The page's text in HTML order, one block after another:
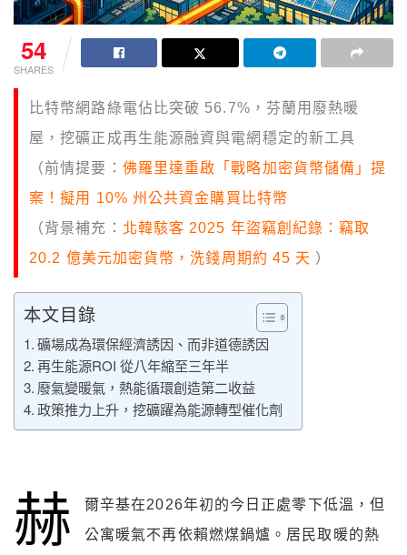
54
SHARES
比特幣網路綠電佔比突破 56.7%，芬蘭用廢熱暖
屋，挖礦正成再生能源融資與電網穩定的新工具
（前情提要： 佛羅里達重啟「戰略加密貨幣儲備」提
案！擬用 10% 州公共資金購買比特幣
（背景補充： 北韓駭客 2025 年盜竊創紀錄：竊取
20.2 億美元加密貨幣，洗錢周期約 45 天 ）
本文目錄
礦場成為環保經濟誘因、而非道德誘因
再生能源ROI 從八年縮至三年半
廢氣變暖氣，熱能循環創造第二收益
政策推力上升，挖礦躍為能源轉型催化劑
赫
爾辛基在2026年初的今日正處零下低溫，但
公寓暖氣不再依賴燃煤鍋爐。居民取暖的熱